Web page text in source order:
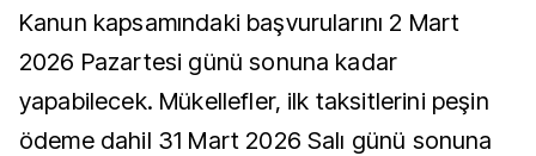
Kanun kapsamındaki başvurularını 2 Mart
2026 Pazartesi günü sonuna kadar
yapabilecek. Mükellefler, ilk taksitlerini peşin
ödeme dahil 31 Mart 2026 Salı günü sonuna